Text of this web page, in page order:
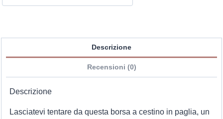
Descrizione
Recensioni (0)
Descrizione
Lasciatevi tentare da questa borsa a cestino in paglia, un